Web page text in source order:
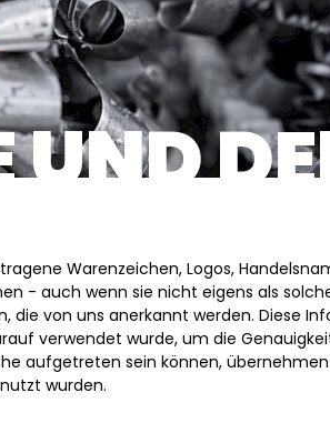
Warenzeichen, Logos,
- auch wenn sie nicht eigens als
die von uns anerkannt werden. Diese
verwendet wurde, um die
aufgetreten sein können,
wurden.